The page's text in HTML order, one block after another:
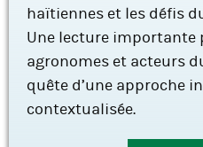
haïtiennes et les défis
Une lecture importante
agronomes et acteurs
quête d’une approche
contextualisée.